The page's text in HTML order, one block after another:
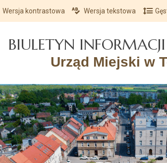
Przejdź do głównego
Przejdź do treści
Przejdź do mapy
Wersja kontrastowa Wersja tekstowa
BIULETYN INFORMACJI
Urząd Miejski w